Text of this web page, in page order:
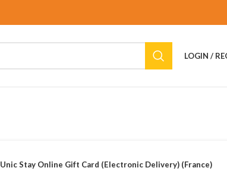
LOGIN /
Unic Stay Online Gift Card (Electronic Delivery) (France)